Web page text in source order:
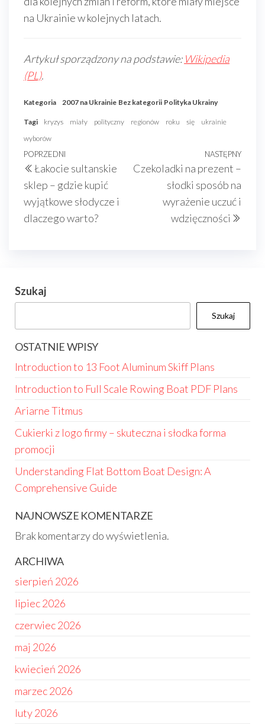
na Ukrainie w kolejnych latach.
Artykuł sporządzony na podstawie: Wikipedia
(PL).
Kategoria 2007 na Ukrainie Bez kategorii Polityka Ukrainy
Tagi kryzys miały polityczny regionów roku się
ukrainie
wyborów
Nawigacja
wpisu
Poprzedni
wpis
POPRZEDNI
Łakocie sultanskie
sklep – gdzie kupić
wyjątkowe słodycze i
dlaczego warto?
NASTĘPNY
Czekoladki na prezent –
słodki sposób na
wyrażenie uczuć i
wdzięczności
Szukaj
Szukaj
OSTATNIE WPISY
Introduction to 13 Foot Aluminum Skiff Plans
Introduction to Full Scale Rowing Boat PDF Plans
Ariarne Titmus
Cukierki z logo firmy – skuteczna i słodka forma
promocji
Understanding Flat Bottom Boat Design: A
Comprehensive Guide
NAJNOWSZE KOMENTARZE
Brak komentarzy do wyświetlenia.
ARCHIWA
sierpień 2026
lipiec 2026
czerwiec 2026
maj 2026
kwiecień 2026
marzec 2026
luty 2026